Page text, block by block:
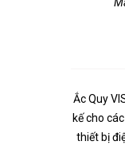
Ắc Quy
kế cho
thiết bị